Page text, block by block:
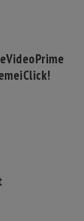
VideoPrime
Click!